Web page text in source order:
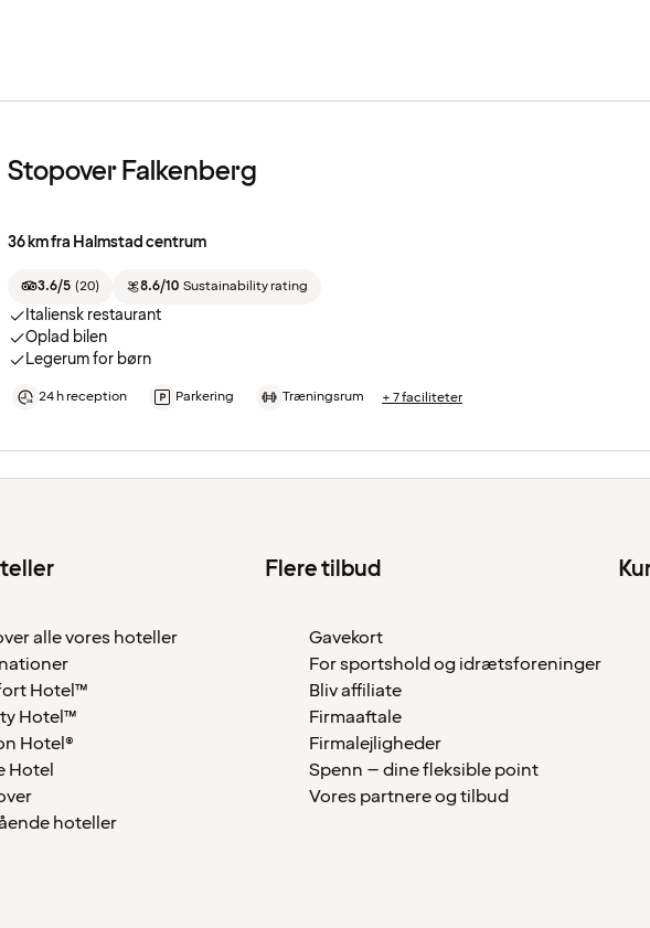
Stopover Falkenberg
36 km fra Halmstad centrum
3.6/5 (20) 8.6/10 Sustainability rating
Italiensk restaurant
Oplad bilen
Legerum for børn
24 h reception Parkering Træningsrum + 7 faciliteter
alle vores hoteller
Hotel™
Hotel™
Hotel®
Hotel
hoteller
Flere tilbud
Gavekort
For sportshold og idrætsforeninger
Bliv affiliate
Firmaaftale
Firmalejligheder
Spenn – dine fleksible point
Vores partnere og tilbud